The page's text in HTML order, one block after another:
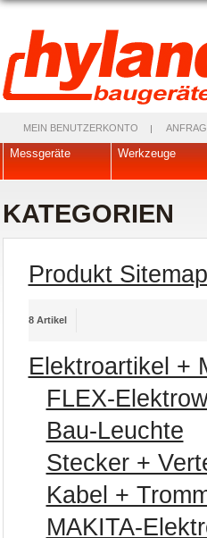
MEIN BENUTZERKONTO
Messgeräte Werkzeuge
KATEGORIEN
Produkt Sitemap
8 Artikel
Elektroartikel +
FLEX-
Bau-Leuchte
Stecker +
Kabel +
MAKITA-